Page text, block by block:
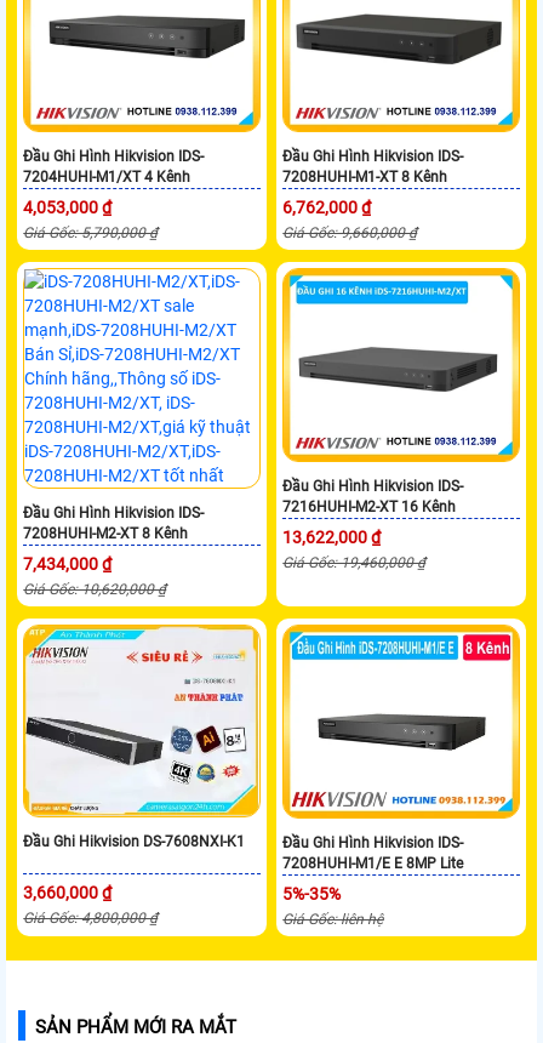
Đầu Ghi Hình Hikvision IDS-
7204HUHI-M1/XT 4 Kênh
4,053,000 ₫
Giá Gốc: 5,790,000 ₫
Đầu Ghi Hình Hikvision IDS-
7208HUHI-M1-XT 8 Kênh
6,762,000 ₫
Giá Gốc: 9,660,000 ₫
Đầu Ghi Hình Hikvision IDS-
7208HUHI-M2-XT 8 Kênh
7,434,000 ₫
Giá Gốc: 10,620,000 ₫
Đầu Ghi Hình Hikvision IDS-
7216HUHI-M2-XT 16 Kênh
13,622,000 ₫
Giá Gốc: 19,460,000 ₫
Đầu Ghi Hikvision DS-7608NXI-K1
3,660,000 ₫
Giá Gốc: 4,800,000 ₫
Đầu Ghi Hình Hikvision IDS-
7208HUHI-M1/E E 8MP Lite
5%-35%
Giá Gốc: liên hệ
SẢN PHẨM MỚI RA MẮT